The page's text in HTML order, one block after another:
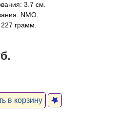
3.7 см.
NMO.
грамм.
в корзину